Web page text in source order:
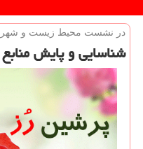
در نشست محیط زیست و
شناسایی و پایش